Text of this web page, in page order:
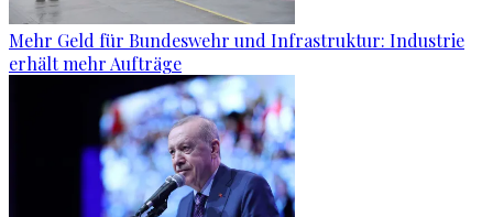
Mehr Geld für Bundeswehr und Infrastruktur: Industrie
erhält mehr Aufträge